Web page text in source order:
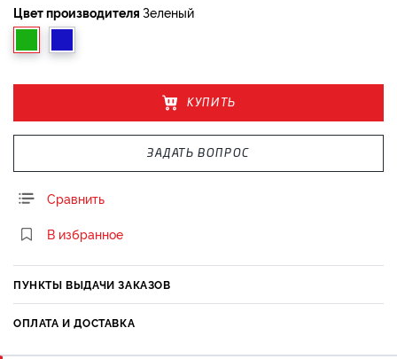
Цвет производителя Зеленый
КУПИТЬ
ЗАДАТЬ ВОПРОС
Сравнить
В избранное
ПУНКТЫ ВЫДАЧИ ЗАКАЗОВ
ОПЛАТА И ДОСТАВКА